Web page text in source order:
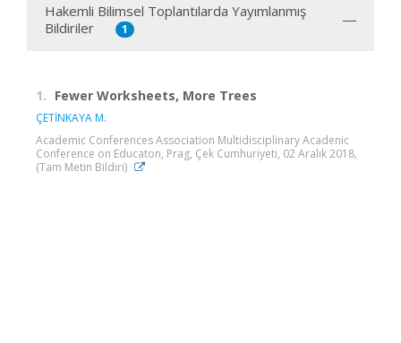
Hakemli Bilimsel Toplantılarda Yayımlanmış
Bildiriler
1
1. Fewer Worksheets, More Trees
ÇETİNKAYA M.
Academic Conferences Association Multidisciplinary Acadenic
Conference on Educaton, Prag, Çek Cumhuriyeti, 02 Aralık 2018,
(Tam Metin Bildiri)